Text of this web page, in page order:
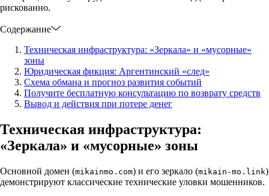
рискованно.
Содержание
Техническая инфраструктура: «Зеркала» и «мусорные»
зоны
Юридическая фикция: Аргентинский «след»
Схема обмана и прогноз развития событий
Получите бесплатную консультацию по возврату средств
Вывод и действия при потере денег
Техническая инфраструктура:
«Зеркала» и «мусорные» зоны
Основной домен (mikainmo.com) и его зеркало (mikain-mo.link)
демонстрируют классические технические уловки мошенников.